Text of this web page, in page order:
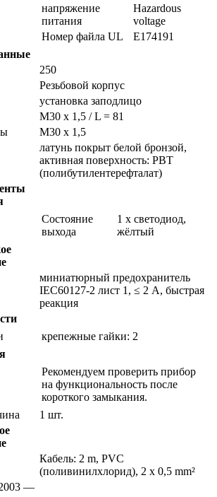
напряжение
питания
Hazardous
voltage
Номер файла UL
E174191
250
Резьбовой корпус
установка заподлицо
M30 x 1,5 / L = 81
M30 x 1,5
латунь покрыт белой бронзой,
активная поверхность: PBT
(полибутилентерефталат)
Состояние
выхода
1 x светодиод,
жёлтый
миниатюрный предохранитель
IEC60127-2 лист 1, ≤ 2 A, быстрая
реакция
крепежные гайки: 2
Рекомендуем проверить прибор
на функциональность после
короткого замыкания.
1 шт.
Кабель: 2 m, PVC
(поливинилхлорид), 2 x 0,5 mm²
—